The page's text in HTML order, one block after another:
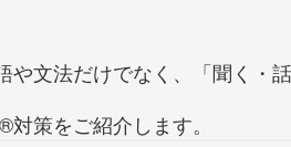
文法だけでなく、「聞く・
策をご紹介します。